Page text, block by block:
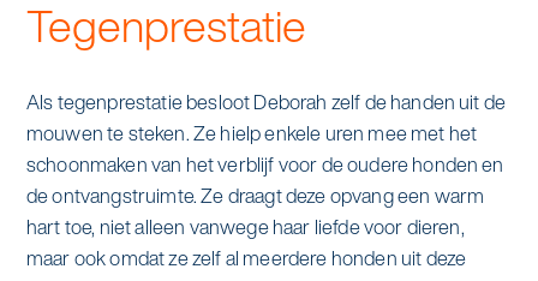
Zoeken
Offerte aanvragen
Tegenprestatie
Als tegenprestatie besloot Deborah zelf de handen uit de
mouwen te steken. Ze hielp enkele uren mee met het
schoonmaken van het verblijf voor de oudere honden en
de ontvangstruimte. Ze draagt deze opvang een warm
hart toe, niet alleen vanwege haar liefde voor dieren,
maar ook omdat ze zelf al meerdere honden uit deze